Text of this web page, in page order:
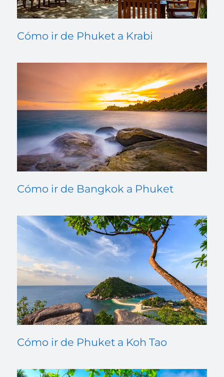
Cómo ir de Phuket a Krabi
Cómo ir de Bangkok a Phuket
Cómo ir de Phuket a Koh Tao